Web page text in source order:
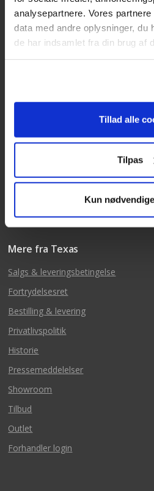
analysepartnere. Vores
data med andre oplysninger, du
de har indsamlet fra din brug af
Tillad alle
Tilpas
Kun
Kundeservice
Telefonerne er åben alle hverdage
Mere fra Texas
Salgs & leveringsbetingelse
Fortrydelsesret
Bestilling & levering
Privatlivspolitik
Historie
Pressemeddelelser
Showroom
Tilbud
Outlet
Forhandler login